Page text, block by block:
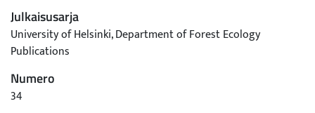
Julkaisusarja
University of Helsinki, Department of Forest Ecology
Publications
Numero
34